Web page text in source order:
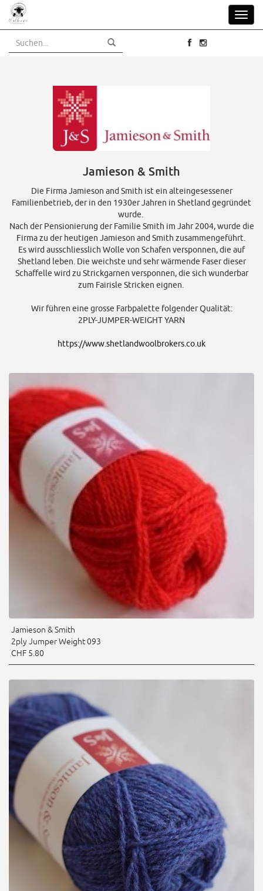
Skip
main
content
Jamieson & Smith
Die Firma Jamieson and Smith ist ein alteingesessener
Familienbetrieb, der in den 1930er Jahren in Shetland gegründet
wurde.
Nach der Pensionierung der Familie Smith im Jahr 2004, wurde die
Firma zu der heutigen Jamieson and Smith zusammengeführt.
Es wird ausschliesslich Wolle von Schafen versponnen, die auf
Shetland leben. Die weichste und sehr wärmende Faser dieser
Schaffelle wird zu Strickgarnen versponnen, die sich wunderbar
zum Fairisle Stricken eignen.
Wir führen eine grosse Farbpalette folgender Qualität:
2PLY-JUMPER-WEIGHT YARN
https://www.shetlandwoolbrokers.co.uk
Jamieson & Smith
2ply Jumper Weight 093
CHF 5.80